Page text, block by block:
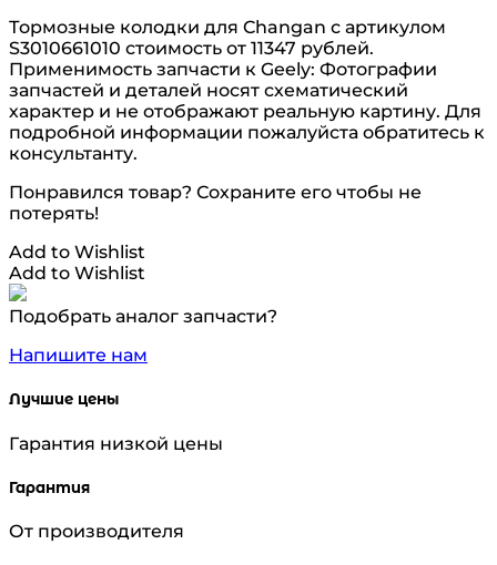
Тормозные колодки для Changan с артикулом
S3010661010 стоимость от 11347 рублей.
Применимость запчасти к Geely: Фотографии
запчастей и деталей носят схематический
характер и не отображают реальную картину. Для
подробной информации пожалуйста обратитесь к
консультанту.
Понравился товар? Сохраните его чтобы не
потерять!
Add to Wishlist
Add to Wishlist
Подобрать аналог запчасти?
Напишите нам
Лучшие цены
Гарантия низкой цены
Гарантия
От производителя